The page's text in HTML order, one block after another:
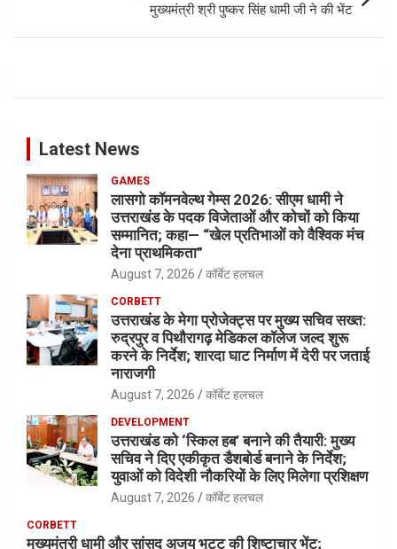
मुख्यमंत्री श्री पुष्कर सिंह धामी जी ने की भेंट
Latest News
GAMES
लासगो कॉमनवेल्थ गेम्स 2026: सीएम धामी ने
उत्तराखंड के पदक विजेताओं और कोचों को किया
सम्मानित; कहा— “खेल प्रतिभाओं को वैश्विक मंच
देना प्राथमिकता”
August 7, 2026 कॉर्बेट हलचल
CORBETT
उत्तराखंड के मेगा प्रोजेक्ट्स पर मुख्य सचिव सख्त:
रुद्रपुर व पिथौरागढ़ मेडिकल कॉलेज जल्द शुरू
करने के निर्देश; शारदा घाट निर्माण में देरी पर जताई
नाराजगी
August 7, 2026 कॉर्बेट हलचल
DEVELOPMENT
उत्तराखंड को ‘स्किल हब’ बनाने की तैयारी: मुख्य
सचिव ने दिए एकीकृत डैशबोर्ड बनाने के निर्देश;
युवाओं को विदेशी नौकरियों के लिए मिलेगा प्रशिक्षण
August 7, 2026 कॉर्बेट हलचल
CORBETT
मुख्यमंत्री धामी और सांसद अजय भट्ट की शिष्टाचार भेंट;